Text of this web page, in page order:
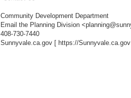
Community Development Department
Email the Planning Division
408-730-7440
Sunnyvale.ca.gov [ https://Sunnyvale.ca.gov